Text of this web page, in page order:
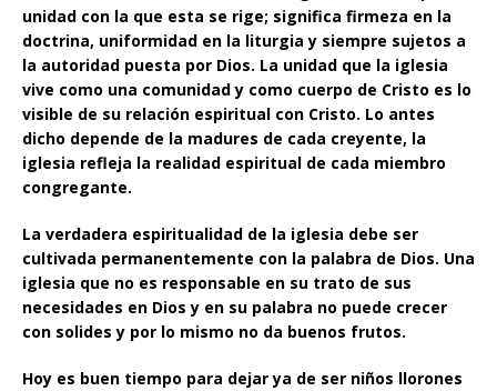
unidad con la que esta se rige; significa firmeza en la
doctrina, uniformidad en la liturgia y siempre sujetos a
la autoridad puesta por Dios. La unidad que la iglesia
vive como una comunidad y como cuerpo de Cristo es lo
visible de su relación espiritual con Cristo. Lo antes
dicho depende de la madures de cada creyente, la
iglesia refleja la realidad espiritual de cada miembro
congregante.
La verdadera espiritualidad de la iglesia debe ser
cultivada permanentemente con la palabra de Dios. Una
iglesia que no es responsable en su trato de sus
necesidades en Dios y en su palabra no puede crecer
con solides y por lo mismo no da buenos frutos.
Hoy es buen tiempo para dejar ya de ser niños llorones